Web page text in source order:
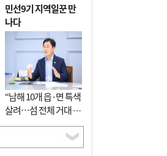
민선9기 지역일꾼 만
나다
“남해 10개 읍·면 특색
살려…섬 전체 거대 정
원으로 조성”